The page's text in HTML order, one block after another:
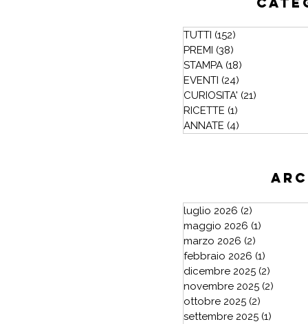
TUTTI (152)
PREMI (38)
STAMPA (18)
EVENTI (24)
CURIOSITA' (21)
RICETTE (1)
ANNATE (4)
luglio 2026 (2)
maggio 2026 (1)
marzo 2026 (2)
febbraio 2026 (1)
dicembre 2025 (2)
novembre 2025 (2)
ottobre 2025 (2)
settembre 2025 (1)